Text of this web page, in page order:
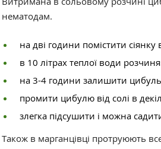
нематодам.
на дві години помістити
в 10 літрах теплої води
на 3-4 години залишити
промити цибулю від солі в
злегка підсушити і можна
Також в марганцівці протруюють